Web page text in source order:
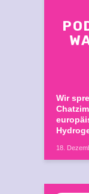
Wir
18.